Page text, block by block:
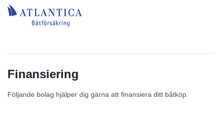
Finansiering
Följande bolag hjälper dig gärna att finansiera ditt båtköp.